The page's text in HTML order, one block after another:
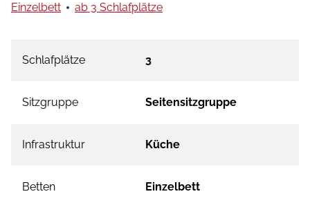
Einzelbett ab 3 Schlafplätze
Schlafplätze 3
Sitzgruppe Seitensitzgruppe
Infrastruktur Küche
Betten Einzelbett